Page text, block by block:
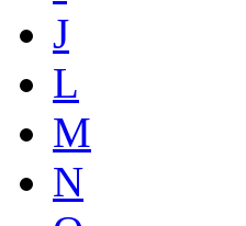
J
L
M
N